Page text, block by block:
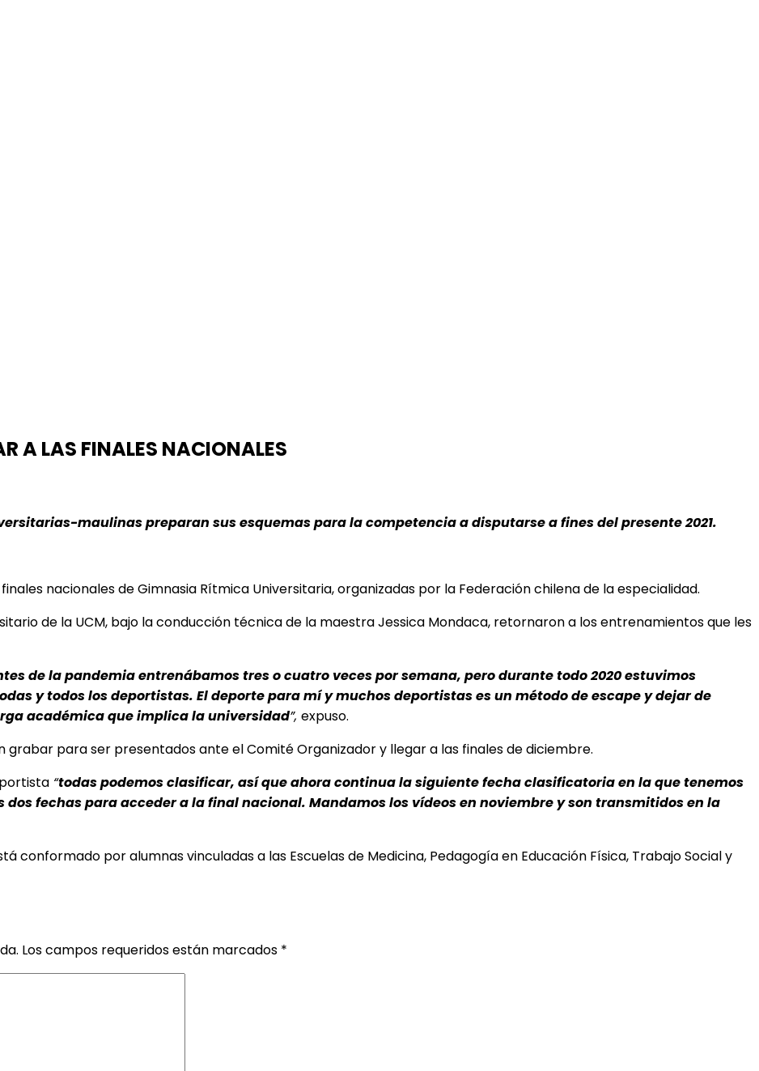
A LAS FINALES NACIONALES
maulinas preparan sus esquemas para la competencia a disputarse a fines del presente 2021.
nacionales de Gimnasia Rítmica Universitaria, organizadas por la Federación chilena de la especialidad.
de la UCM, bajo la conducción técnica de la maestra Jessica Mondaca, retornaron a los entrenamientos que les
de la pandemia entrenábamos tres o cuatro veces por semana, pero durante todo 2020 estuvimos
y todos los deportistas. El deporte para mí y muchos deportistas es un método de escape y dejar de
académica que implica la universidad”, expuso.
grabar para ser presentados ante el Comité Organizador y llegar a las finales de diciembre.
“todas podemos clasificar, así que ahora continua la siguiente fecha clasificatoria en la que tenemos
fechas para acceder a la final nacional. Mandamos los vídeos en noviembre y son transmitidos en la
conformado por alumnas vinculadas a las Escuelas de Medicina, Pedagogía en Educación Física, Trabajo Social y
Los campos requeridos están marcados *